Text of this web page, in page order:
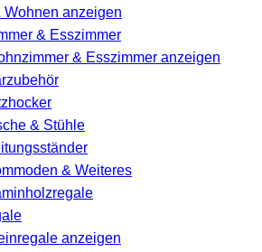
Wohnen anzeigen
& Esszimmer
& Esszimmer anzeigen
& Stühle
& Weiteres
anzeigen